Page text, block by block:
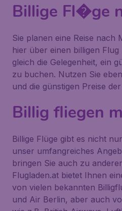
Billige Fl�ge
Sie planen eine Reise nach
hier über einen billigen
gleich die Gelegenheit, ein
zu buchen. Nutzen Sie
und die günstigen Preise
Billig fliegen
Billige Flüge gibt es nicht
unser umfangreiches
bringen Sie auch zu
Flugladen.at bietet Ihnen
von vielen bekannten
und Air Berlin, aber auch